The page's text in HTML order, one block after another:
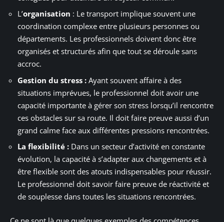
L’organisation : Le transport implique souvent une
coordination complexe entre plusieurs personnes ou
départements. Les professionnels doivent donc être
organisés et structurés afin que tout se déroule sans
accroc.
Gestion du stress : Ayant souvent affaire à des
situations imprévues, le professionnel doit avoir une
capacité importante à gérer son stress lorsqu’il rencontre
ces obstacles sur sa route. Il doit faire preuve aussi d’un
grand calme face aux différentes pressions rencontrées.
La flexibilité : Dans un secteur d’activité en constante
évolution, la capacité à s’adapter aux changements et à
être flexible sont des atouts indispensables pour réussir.
Le professionnel doit savoir faire preuve de réactivité et
de souplesse dans toutes les situations rencontrées.